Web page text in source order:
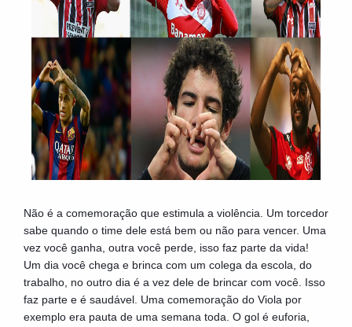
Não é a comemoração que estimula a violência. Um torcedor
sabe quando o time dele está bem ou não para vencer. Uma
vez você ganha, outra você perde, isso faz parte da vida!
Um dia você chega e brinca com um colega da escola, do
trabalho, no outro dia é a vez dele de brincar com você. Isso
faz parte e é saudável. Uma comemoração do Viola por
exemplo era pauta de uma semana toda. O gol é euforia,